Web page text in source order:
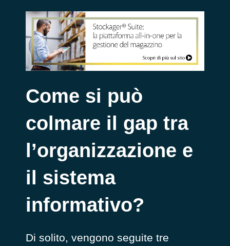
Come si può
colmare il gap tra
l’organizzazione e
il sistema
informativo?
Di solito, vengono seguite tre